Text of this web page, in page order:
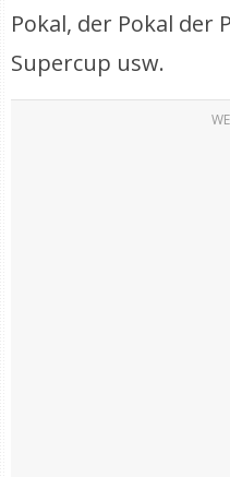
Pokal, der Pokal der
Supercup usw.